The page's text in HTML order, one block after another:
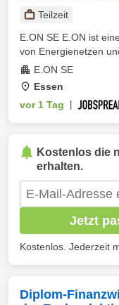
Teilzeit
E.ON SE E.ON ist
von Energienetzen
E.ON SE
Essen
vor 1 Tag
Kostenlos die
erhalten.
Jetzt
Kostenlos. Jederzeit
Diplom-